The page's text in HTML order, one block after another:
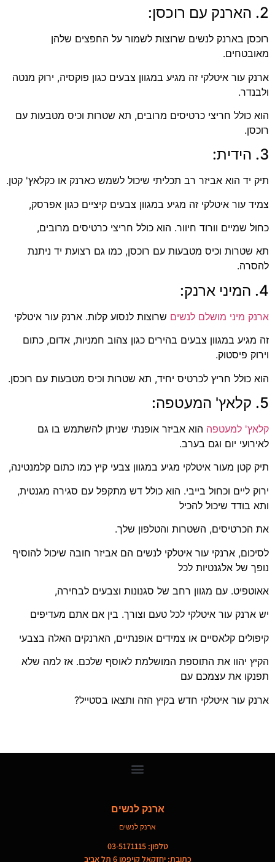
2. הארנק עם רוכסן:
רוכסן בארנק לנשים שרוצות לשמור על החפצים שלהן
מאובטחים.
ארנק עור איטלקי זה מגיע במגוון צבעים כגון פוקסיה, ירוק מנטה
ולבנדר.
הוא כולל חריצי כרטיסים מרובים, תא שטרות וכיס מטבעות עם
רוכסן.
3. הידית:
תיק יד הוא אביזר רב תכליתי שיכול לשמש כארנק או כקלאץ' קטן.
צמיד עור איטלקי זה מגיע במגוון צבעים קיציים כגון אפרסק,
כחול שמיים וורוד חיוור. הוא כולל חריצי כרטיסים מרובים,
תא שטרות וכיס מטבעות עם רוכסן, כמו גם רצועת יד ניתנת
להסרה.
4. המיני ארנק:
ארנק מיני מושלם לנשים שרוצות לנסוע קלות. ארנק עור איטלקי
זה מגיע במגוון צבעים בהירים כגון צהוב חמניות, אדום, כתום
וירוק פיסטוק.
הוא כולל חריץ לכרטיס יחיד, תא שטרות וכיס מטבעות עם רוכסן.
5. קלאץ' המעטפה:
קלאץ' למעטפה הוא אביזר אופנתי שניתן להשתמש בו גם
לאירועי יום וגם בערב.
תיק קטן מעור איטלקי מגיע במגוון צבעי קיץ כמו כתום קלמנטינה,
ירוק ליים וכחול בייבי. הוא כולל דש מתקפל עם סגירה מגנטית,
ותא בודד שיכול להכיל
את הכרטיסים, השטרות והטלפון שלך.
לסיכום, ארנקי עור איטלקי לנשים הם אביזר חובה שיכול להוסיף
נופך של אלגנטיות לכל
אאוטפיט. עם מגוון רחב של סגנונות וצבעים לבחירה,
יש ארנק עור איטלקי לכל טעם וצורך. בין אם אתם מעדיפים
קיפולים קלאסיים או צמידים אופנתיים, הארנקים האלה בצבעי
הקיץ יהוו את התוספת המושלמת לאוסף שלכם. אז למה שלא
תפנקו את עצמכם עם
ארנק עור איטלקי חדש בקיץ הזה ותצאו בסטייל?
ארנק לנשים
ארנק לנשים
טלפון: 03-5171115
כתובת: יחזקאל קויפמן 6 תל אביב